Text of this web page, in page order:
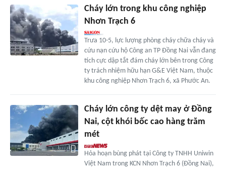
Cháy lớn trong khu công nghiệp
Nhơn Trạch 6
Trưa 10-5, lực lượng phòng cháy chữa cháy và
cứu nạn cứu hộ Công an TP Đồng Nai vẫn đang
tích cực dập tắt đám cháy lớn bên trong Công
ty trách nhiệm hữu hạn G&E Việt Nam, thuộc
khu công nghiệp Nhơn Trạch 6, xã Phước An.
Cháy lớn công ty dệt may ở Đồng
Nai, cột khói bốc cao hàng trăm
mét
Hỏa hoạn bùng phát tại Công ty TNHH Uniwin
Việt Nam trong KCN Nhơn Trạch 6 (Đồng Nai),